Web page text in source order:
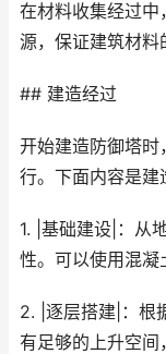
在材料收集经过中
源，保证建筑材料
## 建造经过
开始建造防御塔时
行。下面内容是建
1. |基础建设|：从
性。可以使用混凝
2. |逐层搭建|：根
有足够的上升空间